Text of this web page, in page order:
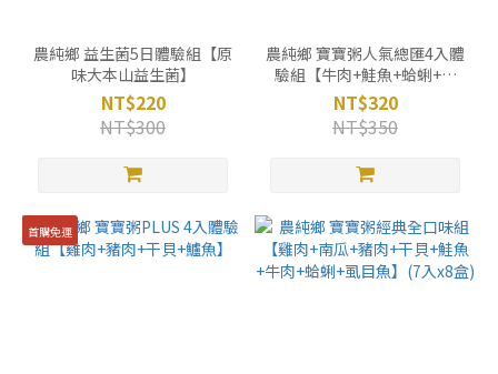
農純鄉 益生菌5日體驗組【原
味大本山益生菌】
NT$220
NT$300
農純鄉 寶寶粥人氣總匯4入體
驗組【牛肉+鮭魚+蛤蜊+干
貝】
NT$320
NT$350
首購免運